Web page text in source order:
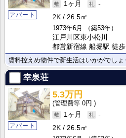
アパート
1ヶ月
-
2K
26.5㎡
1973年6月
（築53年）
江戸川区東小松川
都営新宿線 船堀駅 徒
賃料控えめ物件で新生活はいかがでしょ
幸泉荘
アパート
5.3万円
0円
1ヶ月
-
2K
26.5㎡